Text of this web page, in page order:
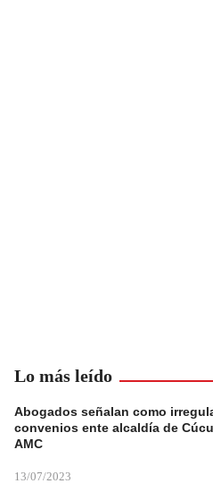
Lo más leído
Abogados señalan como
convenios ente alcaldía de
AMC
13/07/2023